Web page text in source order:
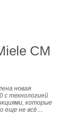
CM
новая
с технологией
которые
еще не всё…